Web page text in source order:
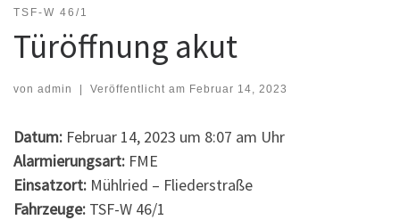
TSF-W 46/1
Türöffnung akut
von admin | Veröffentlicht am Februar 14, 2023
Datum: Februar 14, 2023 um 8:07 am Uhr
Alarmierungsart: FME
Einsatzort: Mühlried – Fliederstraße
Fahrzeuge: TSF-W 46/1